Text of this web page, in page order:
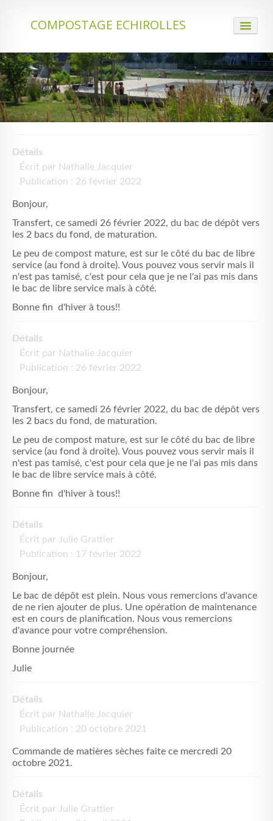
COMPOSTAGE ECHIROLLES
QUI NOUS SOMMES
LE COMPOSTAGE
Détails
Écrit par Nathalie Jacquier
Publication : 26 février 2022
Bonjour,
Transfert, ce samedi 26 février 2022, du bac de dépôt vers
les 2 bacs du fond, de maturation.
Le peu de compost mature, est sur le côté du bac de libre
service (au fond à droite). Vous pouvez vous servir mais il
n'est pas tamisé, c'est pour cela que je ne l'ai pas mis dans
le bac de libre service mais à côté.
Bonne fin d'hiver à tous!!
Détails
Écrit par Nathalie Jacquier
Publication : 26 février 2022
Bonjour,
Transfert, ce samedi 26 février 2022, du bac de dépôt vers
les 2 bacs du fond, de maturation.
Le peu de compost mature, est sur le côté du bac de libre
service (au fond à droite). Vous pouvez vous servir mais il
n'est pas tamisé, c'est pour cela que je ne l'ai pas mis dans
le bac de libre service mais à côté.
Bonne fin d'hiver à tous!!
Détails
Écrit par Julie Grattier
Publication : 17 février 2022
Bonjour,
Le bac de dépôt est plein. Nous vous remercions d'avance
de ne rien ajouter de plus. Une opération de maintenance
est en cours de planification. Nous vous remercions
d'avance pour votre compréhension.
Bonne journée
Julie
Détails
Écrit par Nathalie Jacquier
Publication : 20 octobre 2021
Commande de matières sèches faite ce mercredi 20
octobre 2021.
Détails
Écrit par Julie Grattier